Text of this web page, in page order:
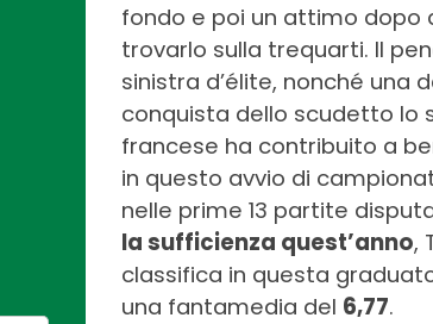
fondo e poi un attimo dopo
trovarlo sulla trequarti. Il
sinistra d’élite, nonché una
conquista dello scudetto lo
francese ha contribuito a
in questo avvio di
nelle prime 13 partite
la sufficienza quest’anno,
classifica in questa
una fantamedia del 6,77.